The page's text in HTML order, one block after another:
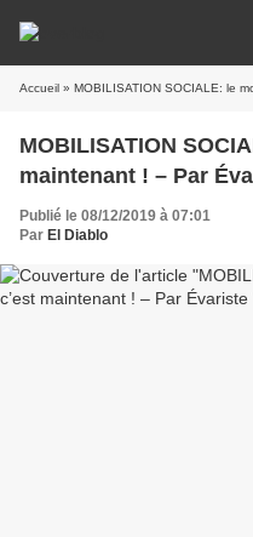
Accueil » MOBILISATION SOCIALE: le
MOBILISATION
maintenant ! – Par
Publié le 08/12/2019 à 07:01
Par El Diablo